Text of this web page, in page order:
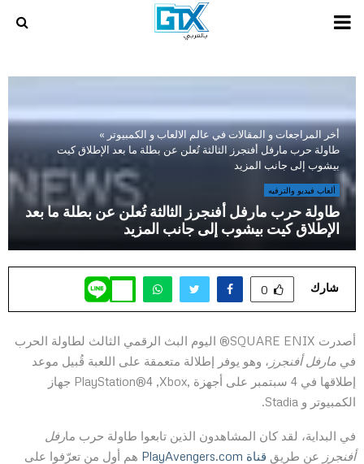
PRIMARY
أخر المراجعات و المقالات في عالم الالعاب و الكمبيوتر »
طاولة حرب مارفل أفنجرز الثالثة تُعلن عن بطلة ما بعد الإطلاق كيت
بيشوب إلى جانب المزيد
ألعاب فيديو والترفيه
طاولة حرب مارفل أفنجرز الثالثة تُعلن عن بطلة ما بعد
الإطلاق كيت بيشوب إلى جانب المزيد
شارك 0
أصدرت SQUARE ENIX® اليوم البث الرقمي الثالث لطاولة الحرب
في مارفل أفنجرز ، وهو يوفر إطلالة متعمقة على اللعبة قُبيل موعد
إطلاقها في 4 سبتمبر على أجهزة ,PlayStation®4 ,Xbox جهاز
الكمبيوتر و Stadia.
في البداية، لقد كان المشاهدون الذين تابعوا طاولة حرب مارفل
أفنجرز عن طريق قناة PlayAvengers.com
هم أول من تعرّفوا على